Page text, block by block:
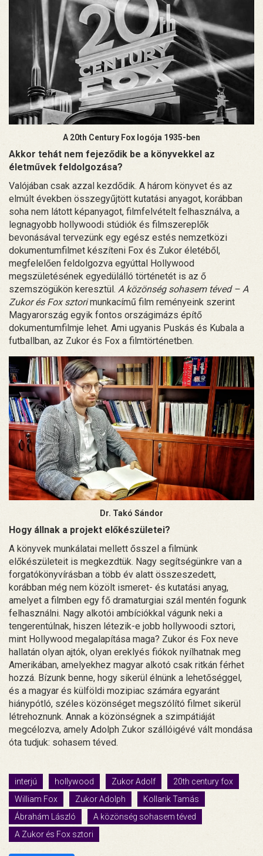
A 20th Century Fox logója 1935-ben
Akkor tehát nem fejeződik be a könyvekkel az
életművek feldolgozása?
Valójában csak azzal kezdődik. A három könyvet és az
elmúlt években összegyűjtött kutatási anyagot, korábban
soha nem látott képanyagot, filmfelvételt felhasználva, a
legnagyobb hollywoodi stúdiók és filmszereplők
bevonásával tervezünk egy egész estés nemzetközi
dokumentumfilmet készíteni Fox és Zukor életéből,
megfelelően feldolgozva egyúttal Hollywood
megszületésének egyedülálló történetét is az ő
szemszögükön keresztül. A közönség sohasem téved – A
Zukor és Fox sztorimunkacímű film reményeink szerint
Magyarország egyik fontos országimázs építő
dokumentumfilmje lehet. Ami ugyanis Puskás és Kubala a
futballban, az Zukor és Fox a filmtörténetben.
Dr. Takó Sándor
Hogy állnak a projekt előkészületei?
A könyvek munkálatai mellett ősszel a filmünk
előkészületeit is megkezdtük. Nagy segítségünkre van a
forgatókönyvírásban a több év alatt összeszedett,
korábban még nem közölt ismeret- és kutatási anyag,
amelyet a filmben egy fő dramaturgiai szál mentén fogunk
felhasználni. Nagy alkotói ambíciókkal vágunk neki a
tengerentúlnak, hiszen létezik-e jobb hollywoodi sztori,
mint Hollywood megalapítása maga? Zukor és Fox neve
hallatán olyan ajtók, olyan ereklyés fiókok nyílhatnak meg
Amerikában, amelyekhez magyar alkotó csak ritkán férhet
hozzá. Bízunk benne, hogy sikerül élnünk a lehetőséggel,
és a magyar és külföldi mozipiac számára egyaránt
hiánypótló, széles közönséget megszólító filmet sikerül
létrehoznunk. Annak a közönségnek a szimpátiáját
megcélozva, amely Adolph Zukor szállóigévé vált mondása
óta tudjuk: sohasem téved.
interjú hollywood Zukor Adolf
20th century fox
William Fox
Zukor Adolph
Kollarik Tamás
Ábrahám László
A közönség sohasem téved
A Zukor és Fox sztori